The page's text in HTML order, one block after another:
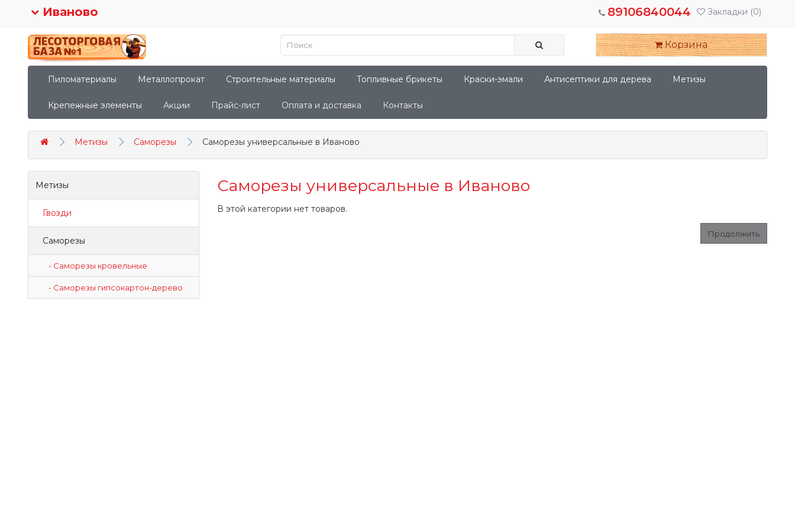
Иваново Закладки (0)
89106840044
Корзина
Пиломатериалы Металлопрокат Строительные материалы Топливные брикеты Краски-эмали Антисептики для дерева Метизы
Крепежные элементы Акции Прайс-лист Оплата и доставка Контакты
Метизы Саморезы Саморезы универсальные в Иваново
Метизы
Гвозди
Саморезы
- Саморезы кровельные
- Саморезы гипсокартон-дерево
Саморезы универсальные в Иваново
В этой категории нет товаров.
Продолжить